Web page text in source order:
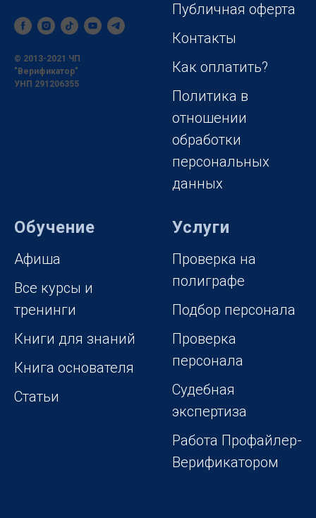
© 2013-2021 ЧП
"Верификатор"
УНП 291206355
Публичная оферта
Контакты
Как оплатить?
Политика в
отношении
обработки
персональных
данных
Обучение
Афиша
Все курсы и
тренинги
Книги для знаний
Книга основателя
Статьи
Услуги
Проверка на
полиграфе
Подбор персонала
Проверка
персонала
Судебная
экспертиза
Работа Профайлер-
Верификатором